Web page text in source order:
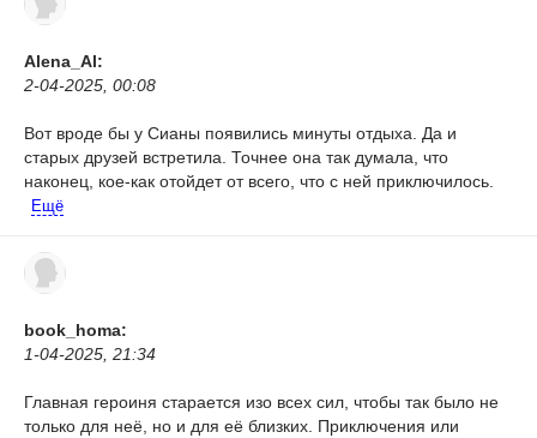
Alena_Al:
2-04-2025, 00:08
Вот вроде бы у Сианы появились минуты отдыха. Да и
старых друзей встретила. Точнее она так думала, что
наконец, кое-как отойдет от всего, что с ней приключилось.
Ещё
book_homa:
1-04-2025, 21:34
Главная героиня старается изо всех сил, чтобы так было не
только для неё, но и для её близких. Приключения или